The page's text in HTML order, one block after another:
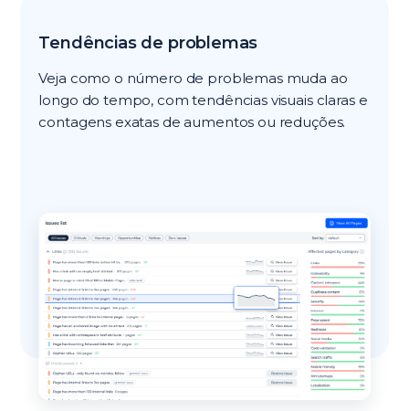
Tendências de problemas
Veja como o número de problemas muda ao
longo do tempo, com tendências visuais claras e
contagens exatas de aumentos ou reduções.